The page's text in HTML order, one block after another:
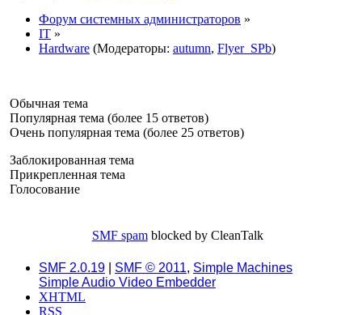
Форум системных администраторов »
IT »
Hardware (Модераторы: autumn, Flyer_SPb)
Обычная тема
Популярная тема (более 15 ответов)
Очень популярная тема (более 25 ответов)
Заблокированная тема
Прикрепленная тема
Голосование
SMF spamblocked by CleanTalk
SMF 2.0.19 SMF © 2011, Simple Machines
Simple Audio Video Embedder
XHTML
RSS